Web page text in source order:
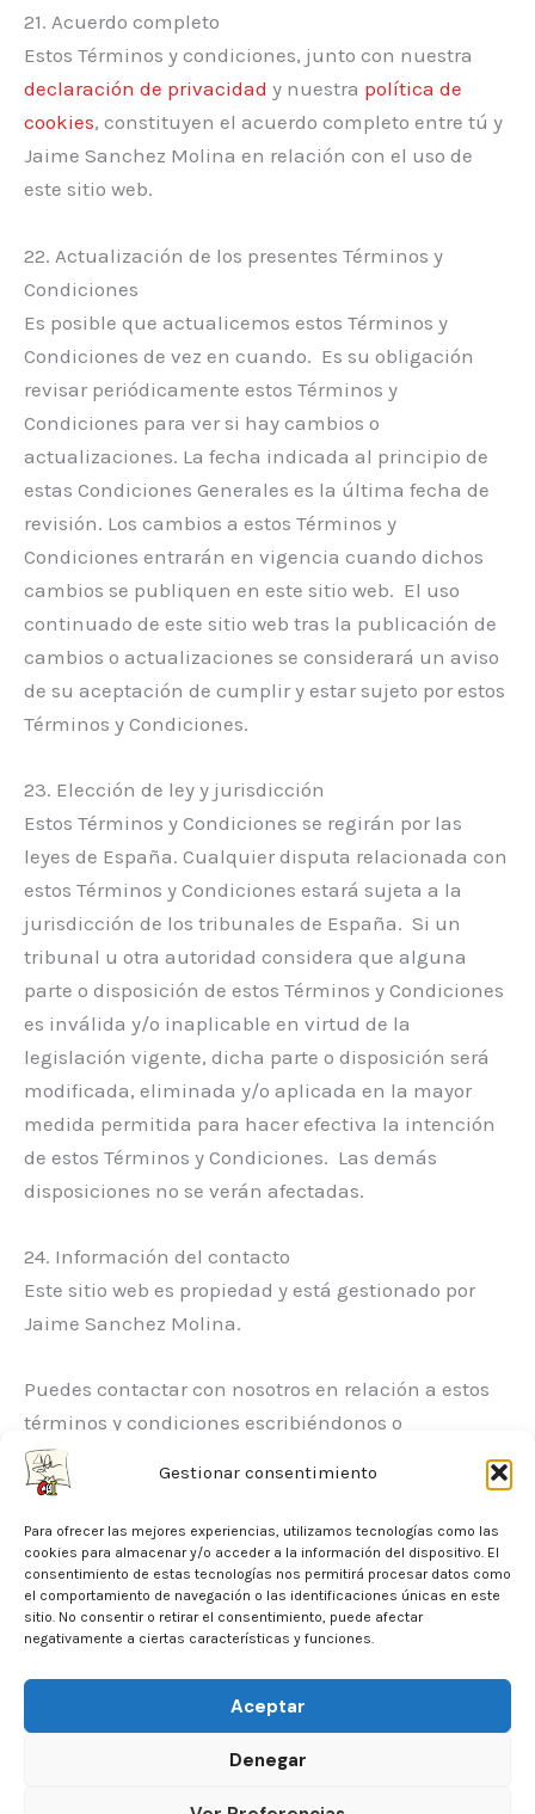
Gestionar consentimiento
Para ofrecer las mejores experiencias, utilizamos tecnologías como las
cookies para almacenar y/o acceder a la información del dispositivo. El
consentimiento de estas tecnologías nos permitirá procesar datos como
el comportamiento de navegación o las identificaciones únicas en este
sitio. No consentir o retirar el consentimiento, puede afectar
negativamente a ciertas características y funciones.
Aceptar
Denegar
21. Acuerdo completo
Estos Términos y condiciones, junto con nuestra
declaración de privacidad y nuestra política de
cookies, constituyen el acuerdo completo entre tú y
Jaime Sanchez Molina en relación con el uso de
este sitio web.
22. Actualización de los presentes Términos y
Condiciones
Es posible que actualicemos estos Términos y
Condiciones de vez en cuando. Es su obligación
revisar periódicamente estos Términos y
Condiciones para ver si hay cambios o
actualizaciones. La fecha indicada al principio de
estas Condiciones Generales es la última fecha de
revisión. Los cambios a estos Términos y
Condiciones entrarán en vigencia cuando dichos
cambios se publiquen en este sitio web. El uso
continuado de este sitio web tras la publicación de
cambios o actualizaciones se considerará un aviso
de su aceptación de cumplir y estar sujeto por estos
Términos y Condiciones.
23. Elección de ley y jurisdicción
Estos Términos y Condiciones se regirán por las
leyes de España. Cualquier disputa relacionada con
estos Términos y Condiciones estará sujeta a la
jurisdicción de los tribunales de España. Si un
tribunal u otra autoridad considera que alguna
parte o disposición de estos Términos y Condiciones
es inválida y/o inaplicable en virtud de la
legislación vigente, dicha parte o disposición será
modificada, eliminada y/o aplicada en la mayor
medida permitida para hacer efectiva la intención
de estos Términos y Condiciones. Las demás
disposiciones no se verán afectadas.
24. Información del contacto
Este sitio web es propiedad y está gestionado por
Jaime Sanchez Molina.
Puedes contactar con nosotros en relación a estos
términos y condiciones escribiéndonos o
enviándonos un correo electrónico a la siguiente
dirección: contact@yensancei.es
Escultor Manolo Hugue 2b bajo 1ª Badalona,
Barcelona 08917
25. Descargar
condiciones en PDF.